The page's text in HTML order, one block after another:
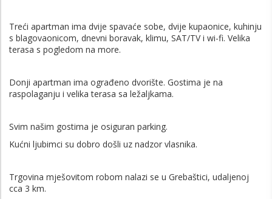
Treći apartman ima dvije spavaće sobe, dvije kupaonice, kuhinju
s blagovaonicom, dnevni boravak, klimu, SAT/TV i wi-fi. Velika
terasa s pogledom na more.
Donji apartman ima ograđeno dvorište. Gostima je na
raspolaganju i velika terasa sa ležaljkama.
Svim našim gostima je osiguran parking.
Kućni ljubimci su dobro došli uz nadzor vlasnika.
Trgovina mješovitom robom nalazi se u Grebaštici, udaljenoj
cca 3 km.